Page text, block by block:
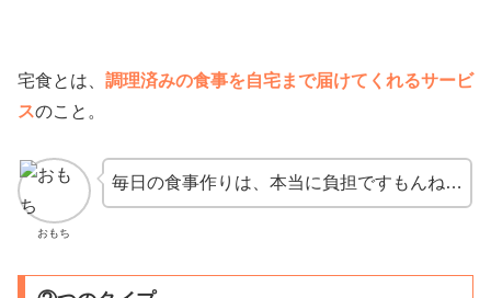
宅食とは、 調理済みの食事を自宅まで届けてくれるサービ
スのこと。
おもち
毎日の食事作りは、本当に負担ですもんね…